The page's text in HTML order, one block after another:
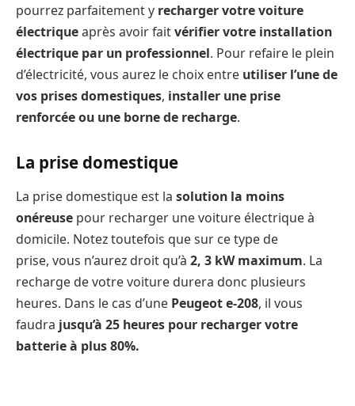
pourrez parfaitement y recharger votre voiture
électriqueaprès avoir faitvérifier votre installation
électrique par un professionnel. Pour refaire le plein
d’électricité, vous aurez le choix entre utiliser l’une de
vos prises domestiques, installer une prise
renforcée ou une borne de recharge.
La prise domestique
La prise domestique est la solution la moins
onéreuse pour recharger une voiture électrique à
domicile. Notez toutefois que sur ce type de
prise, vous n’aurez droit qu’à 2, 3 kW maximum. La
recharge de votre voiture durera donc plusieurs
heures. Dans le cas d’une Peugeot e-208, il vous
faudra jusqu’à 25 heures pour recharger votre
batterie à plus 80%.